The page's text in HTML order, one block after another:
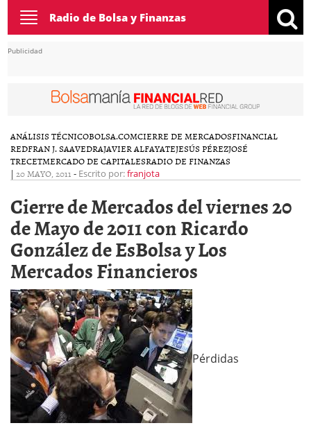
Toggle
navigation
Radio de Bolsa y Finanzas
Publicidad
ANÁLISIS TÉCNICOBOLSA.COMCIERRE DE MERCADOSFINANCIAL
REDFRAN J. SAAVEDRAJAVIER ALFAYATEJESÚS PÉREZJOSÉ
TRECETMERCADO DE CAPITALESRADIO DE FINANZAS
| 20 MAYO, 2011 - Escrito por:franjota
Cierre de Mercados del viernes 20
de Mayo de 2011 con Ricardo
González de EsBolsa y Los
Mercados Financieros
Pérdidas